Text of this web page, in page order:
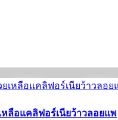
ลือแคลิฟอร์เนียว้าวลอยแพ